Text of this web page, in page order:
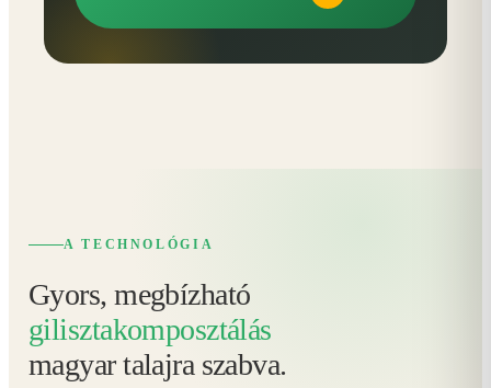
A TECHNOLÓGIA
Gyors, megbízható
gilisztakomposztálás
magyar talajra szabva.